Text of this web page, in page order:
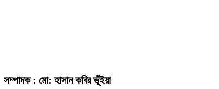
সম্পাদক : মো: হাসান কবির ভূঁইয়া